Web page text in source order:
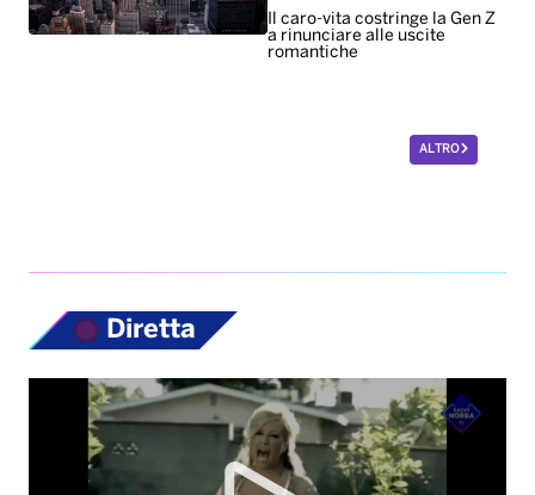
Il caro-vita costringe la Gen Z
a rinunciare alle uscite
romantiche
ALTRO
Diretta